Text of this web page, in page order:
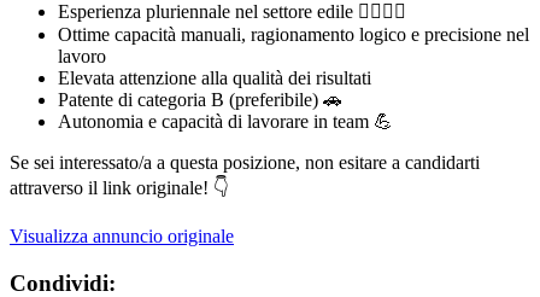
Esperienza pluriennale nel settore edile 👷‍♀️👷‍♂️
Ottime capacità manuali, ragionamento logico e precisione nel
lavoro
Elevata attenzione alla qualità dei risultati
Patente di categoria B (preferibile) 🚗
Autonomia e capacità di lavorare in team 💪
Se sei interessato/a a questa posizione, non esitare a candidarti
attraverso il link originale! 👇
Visualizza annuncio originale
Condividi: